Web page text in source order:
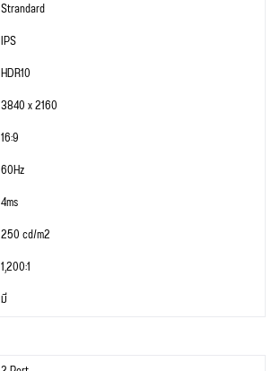
Strandard
IPS
HDR10
3840 x 2160
16:9
60Hz
4ms
250 cd/m2
1,200:1
มี